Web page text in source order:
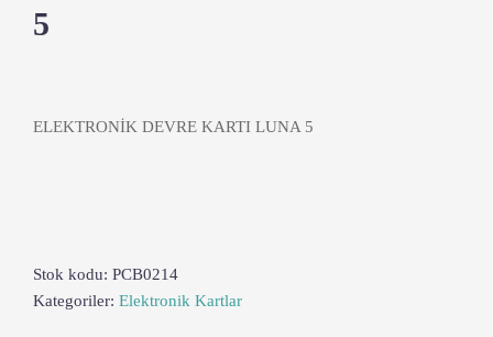
5
ELEKTRONİK DEVRE KARTI LUNA 5
Stok kodu: PCB0214
Kategoriler: Elektronik Kartlar